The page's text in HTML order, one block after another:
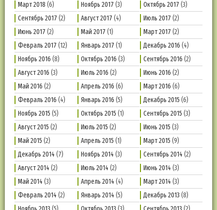
Март 2018 (6) Ноябрь 2017 (3) Октябрь 2017 (3)
Сентябрь 2017 (2) Август 2017 (4) Июль 2017 (2)
Июнь 2017 (2) Май 2017 (1) Март 2017 (2)
Февраль 2017 (12) Январь 2017 (1) Декабрь 2016 (4)
Ноябрь 2016 (8) Октябрь 2016 (3) Сентябрь 2016 (2)
Август 2016 (3) Июль 2016 (2) Июнь 2016 (2)
Май 2016 (2) Апрель 2016 (6) Март 2016 (6)
Февраль 2016 (4) Январь 2016 (5) Декабрь 2015 (6)
Ноябрь 2015 (5) Октябрь 2015 (1) Сентябрь 2015 (3)
Август 2015 (2) Июль 2015 (2) Июнь 2015 (3)
Май 2015 (2) Апрель 2015 (1) Март 2015 (9)
Декабрь 2014 (7) Ноябрь 2014 (3) Сентябрь 2014 (2)
Август 2014 (2) Июль 2014 (2) Июнь 2014 (3)
Май 2014 (3) Апрель 2014 (4) Март 2014 (3)
Февраль 2014 (2) Январь 2014 (5) Декабрь 2013 (8)